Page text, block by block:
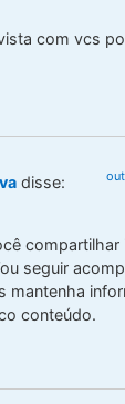
com vcs
disse:
seguir
mantenha
conteúdo.